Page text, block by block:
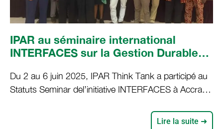
IPAR au séminaire international
INTERFACES sur la Gestion Durable
agriculteurs au cœur de l’innovation
Du 2 au 6 juin 2025, IPAR Think Tank a participé au
Statuts Seminar del’initiative INTERFACES à Accra
d’apprentissage mutuel réunissant chercheurs,
Lire la suite ➜